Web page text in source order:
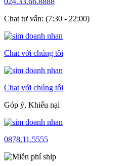
Chat tư vấn: (7:30 - 22:00)
Chat với chúng tôi
Chat với chúng tôi
Góp ý, Khiếu nại
0878.11.5555